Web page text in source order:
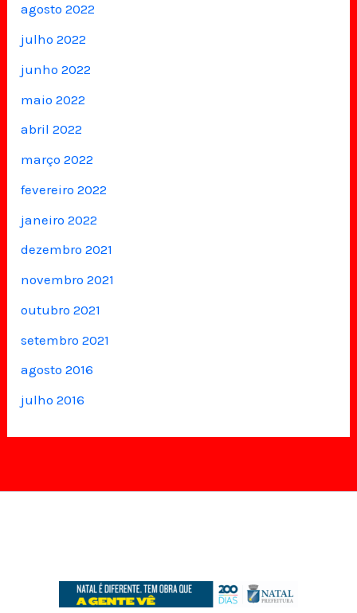
agosto 2022
julho 2022
junho 2022
maio 2022
abril 2022
março 2022
fevereiro 2022
janeiro 2022
dezembro 2021
novembro 2021
outubro 2021
setembro 2021
agosto 2016
julho 2016